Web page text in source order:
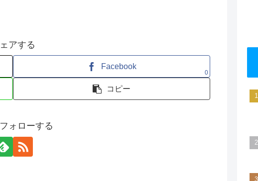
アする
Facebook
0
コピー
ォローする